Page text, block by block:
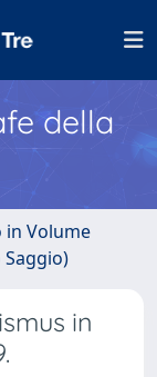
della
Volume
in